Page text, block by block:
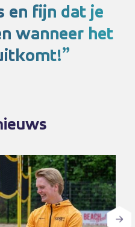
en fijn dat je
wanneer het